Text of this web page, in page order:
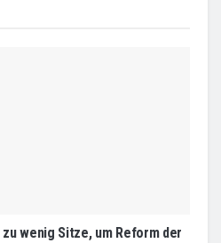
wenig Sitze, um Reform der